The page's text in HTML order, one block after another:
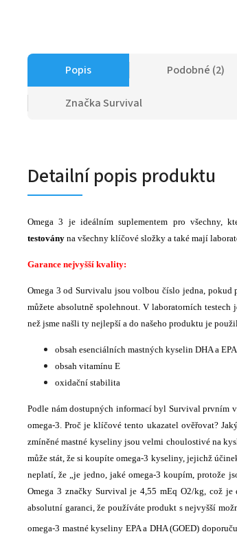
Popis Podobné (2)
ZnačkaSurvival
Detailní popis produktu
Omega 3 je ideálním suplementem pro všechny,
testovány na všechny klíčové složky a také mají
Garance nejvyšší kvality:
Omega 3 od Survivalu jsou volbou číslo jedna, pokud
můžete absolutně spolehnout. V laboratorních
než jsme našli ty nejlepší a do našeho produktu je
obsah esenciálních mastných kyselin DHA a EPA
obsah vitamínu E
oxidační stabilita
Podle nám dostupných informací byl Survival prvním
omega-3. Proč je klíčové tento ukazatel ověřovat?
zmíněné mastné kyseliny jsou velmi choulostivé na
může stát, že si koupíte omega-3 kyseliny, jejichž
neplatí, že „je jedno, jaké omega-3 koupím, protože
Omega 3 značky Survival je 4,55 mEq O2/kg, což
absolutní garanci, že používáte produkt s nejvyšší
omega-3 mastné kyseliny EPA a DHA (GOED)